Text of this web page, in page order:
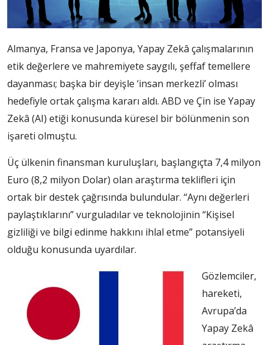
Almanya, Fransa ve Japonya, Yapay Zekâ çalışmalarının
etik değerlere ve mahremiyete saygılı, şeffaf temellere
dayanması; başka bir deyişle ‘insan merkezli’ olması
hedefiyle ortak çalışma kararı aldı. ABD ve Çin ise Yapay
Zekâ (AI) etiği konusunda küresel bir bölünmenin son
işareti olmuştu.
Üç ülkenin finansman kuruluşları, başlangıçta 7,4 milyon
Euro (8,2 milyon Dolar) olan araştırma teklifleri için
ortak bir destek çağrısında bulundular. “Aynı değerleri
paylaştıklarını” vurguladılar ve teknolojinin “Kişisel
gizliliği ve bilgi edinme hakkını ihlal etme” potansiyeli
olduğu konusunda uyardılar.
Gözlemciler,
hareketi,
Avrupa’da
Yapay Zekâ